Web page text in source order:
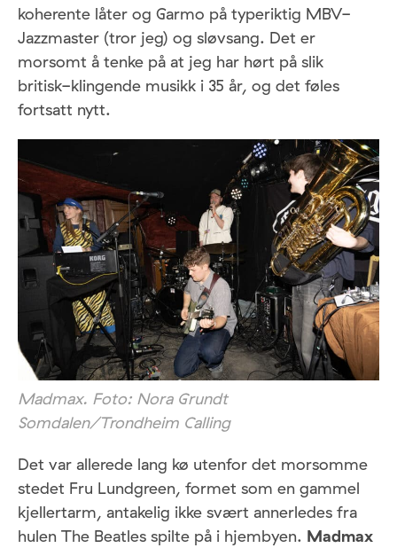
koherente låter og Garmo på typeriktig MBV-
Jazzmaster (tror jeg) og sløvsang. Det er
morsomt å tenke på at jeg har hørt på slik
britisk-klingende musikk i 35 år, og det føles
fortsatt nytt.
Madmax. Foto: Nora Grundt
Somdalen/Trondheim Calling
Det var allerede lang kø utenfor det morsomme
stedet Fru Lundgreen, formet som en gammel
kjellertarm, antakelig ikke svært annerledes fra
hulen The Beatles spilte på i hjembyen. Madmax